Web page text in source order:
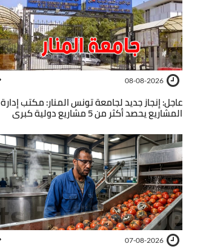
08-08-2026
عاجل: إنجاز جديد لجامعة تونس المنار: مكتب إدارة
المشاريع يحصد أكثر من 5 مشاريع دولية كبرى
07-08-2026